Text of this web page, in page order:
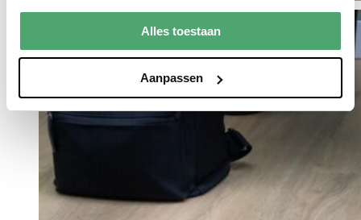
Alles toestaan
Aanpassen